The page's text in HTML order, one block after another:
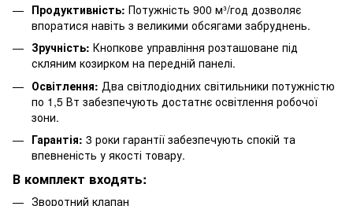
Продуктивність: Потужність 900 м³/год дозволяє
впоратися навіть з великими обсягами забруднень.
Зручність: Кнопкове управління розташоване під
скляним козирком на передній панелі.
Освітлення: Два світлодіодних світильники потужністю
по 1,5 Вт забезпечують достатнє освітлення робочої
зони.
Гарантія: 3 роки гарантії забезпечують спокій та
впевненість у якості товару.
В комплект входять:
Зворотний клапан